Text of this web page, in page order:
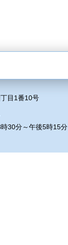
目1番10号
30分～午後5時15分